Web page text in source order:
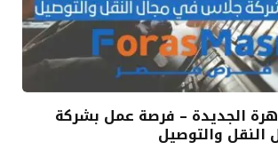
الجديدة – فرصة عمل بشركة
والتوصيل